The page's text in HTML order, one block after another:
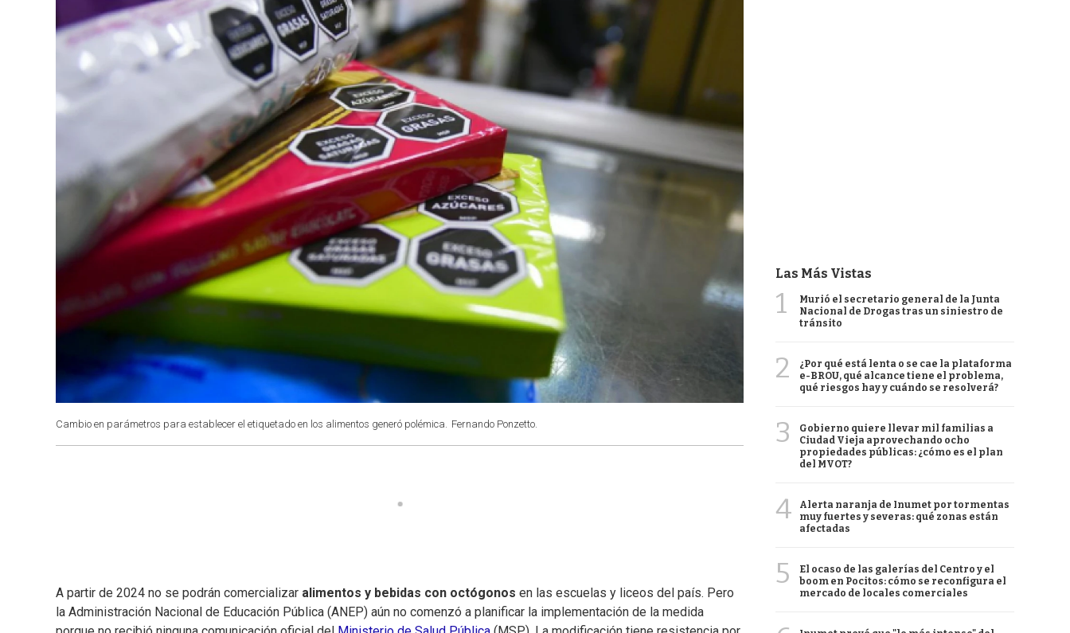
Cambio en parámetros para establecer el etiquetado en los alimentos generó polémica. Fernando Ponzetto.
A partir de 2024 no se podrán comercializar alimentos y bebidas con octógonos en las escuelas y liceos del país. Pero
la Administración Nacional de Educación Pública (ANEP) aún no comenzó a planificar la implementación de la medida
Las Más Vistas
1
Murió el secretario general de la Junta
Nacional de Drogas tras un siniestro de
tránsito
2
¿Por qué está lenta o se cae la plataforma
e-BROU, qué alcance tiene el problema,
qué riesgos hay y cuándo se resolverá?
3
Gobierno quiere llevar mil familias a
Ciudad Vieja aprovechando ocho
propiedades públicas: ¿cómo es el plan
del MVOT?
4
Alerta naranja de Inumet por tormentas
muy fuertes y severas: qué zonas están
afectadas
5
El ocaso de las galerías del Centro y el
boom en Pocitos: cómo se reconfigura el
mercado de locales comerciales